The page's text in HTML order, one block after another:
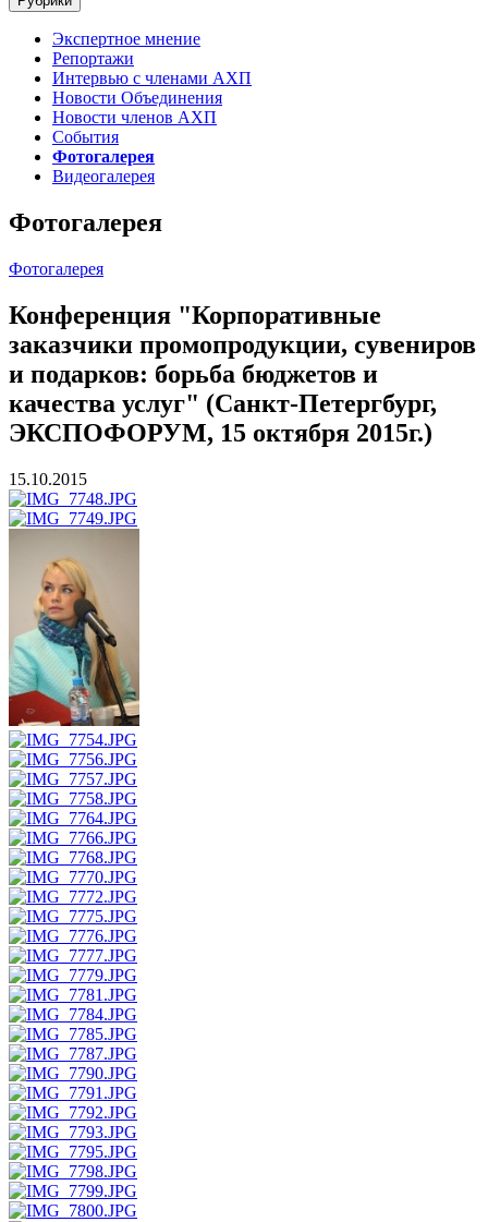
Экспертное мнение
Репортажи
Интервью с членами АХП
Новости Объединения
Новости членов АХП
События
Фотогалерея
Видеогалерея
Фотогалерея
Фотогалерея
Конференция "Корпоративные
заказчики промопродукции, сувениров
и подарков: борьба бюджетов и
качества услуг" (Санкт-Петергбург,
ЭКСПОФОРУМ, 15 октября 2015г.)
15.10.2015